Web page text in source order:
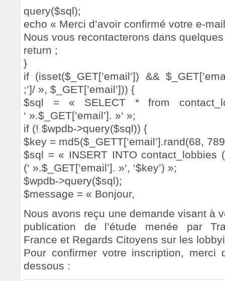
query($sql);
echo « Merci d’avoir confirmé votre e-
Nous vous recontacterons dans
return ;
}
if (isset($_GET[’email’]) &&
;’]/ », $_GET[’email’])) {
$sql = « SELECT * from
‘ ».$_GET[’email’]. »‘ »;
if (! $wpdb->query($sql)) {
$key = md5($_GETT[’email’].rand(68,
$sql = « INSERT INTO contact_lobbies
(‘ ».$_GET[’email’]. »‘, ‘$key’) »;
$wpdb->query($sql);
$message = « Bonjour,
Nous avons reçu une demande visant à
publication de l’étude menée par
France et Regards Citoyens sur les
Pour confirmer votre inscription,
dessous :